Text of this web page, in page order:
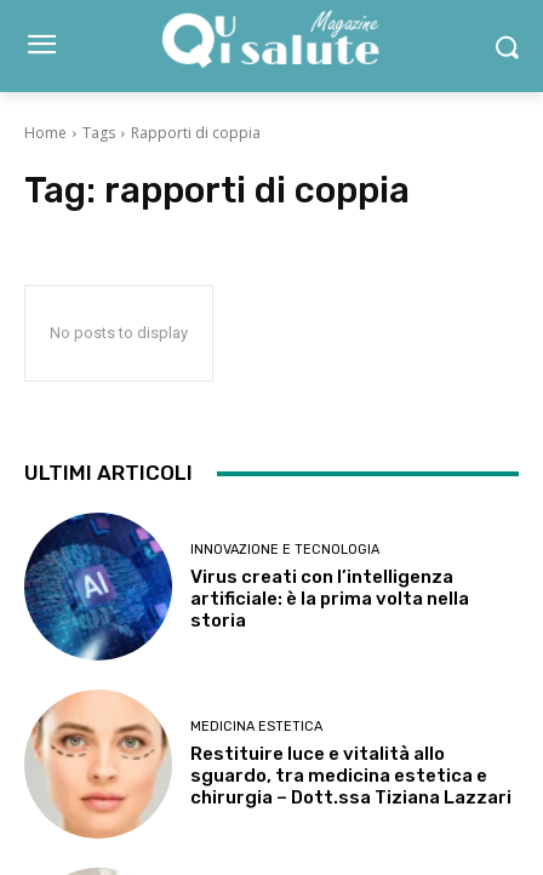
Home Tags Rapporti di coppia
Tag: rapporti di coppia
No posts to display
ULTIMI ARTICOLI
INNOVAZIONE E TECNOLOGIA
Virus creati con l’intelligenza
artificiale: è la prima volta nella
storia
MEDICINA ESTETICA
Restituire luce e vitalità allo
sguardo, tra medicina estetica e
chirurgia – Dott.ssa Tiziana Lazzari